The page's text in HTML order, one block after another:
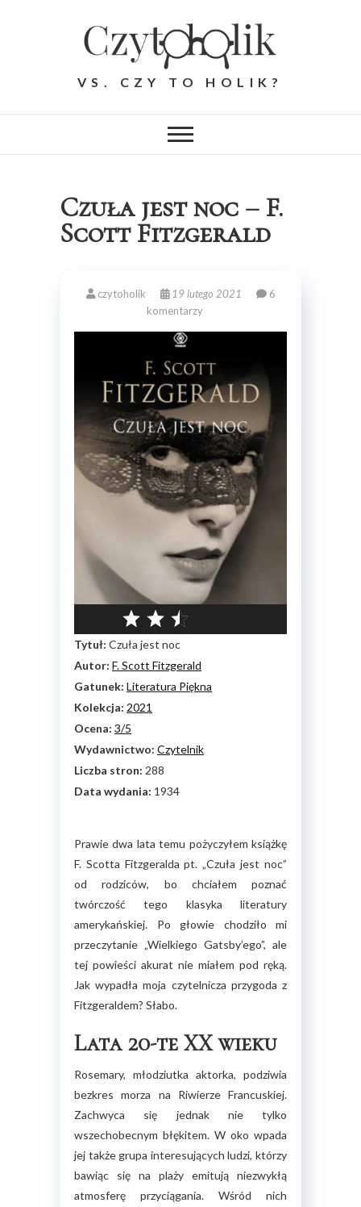
VS. CZY TO HOLIK?
Czuła jest noc – F.
Scott Fitzgerald
czytoholik 19 lutego 2021
6
komentarzy
Tytuł: Czuła jest noc
Autor: F. Scott Fitzgerald
Gatunek: Literatura Piękna
Kolekcja: 2021
Ocena: 3/5
Wydawnictwo: Czytelnik
Liczba stron: 288
Data wydania: 1934
Prawie dwa lata temu pożyczyłem książkę
F. Scotta Fitzgeralda pt. „Czuła jest noc”
od rodziców, bo chciałem poznać
twórczość tego klasyka literatury
amerykańskiej. Po głowie chodziło mi
przeczytanie „Wielkiego Gatsby’ego”, ale
tej powieści akurat nie miałem pod ręką.
Jak wypadła moja czytelnicza przygoda z
Fitzgeraldem? Słabo.
Lata 20-te XX wieku
Rosemary, młodziutka aktorka, podziwia
bezkres morza na Riwierze Francuskiej.
Zachwyca się jednak nie tylko
wszechobecnym błękitem. W oko wpada
jej także grupa interesujących ludzi, którzy
bawiąc się na plaży emitują niezwykłą
atmosferę przyciągania. Wśród nich